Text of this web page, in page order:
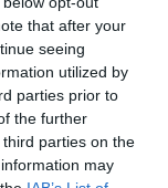
that after your
seeing
utilized by
parties prior to
the further
parties on the
may
Google News